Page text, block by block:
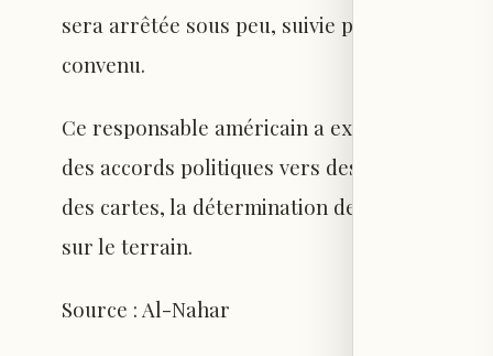
sera arrêtée sous peu, suivie par d'autres
convenu.
Ce responsable américain a expliqué que
des accords politiques vers des mesures
des cartes, la détermination des zones de
sur le terrain.
Source : Al-Nahar